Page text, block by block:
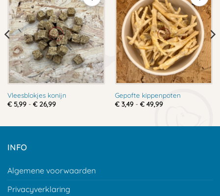
Vleesblokjes konijn
€5,99 - €26,99Prijsklasse:
Gepofte kippenpoten
€3,49 - €49,99Prijsklasse:
INFO
Algemene voorwaarden
Privacyverklaring